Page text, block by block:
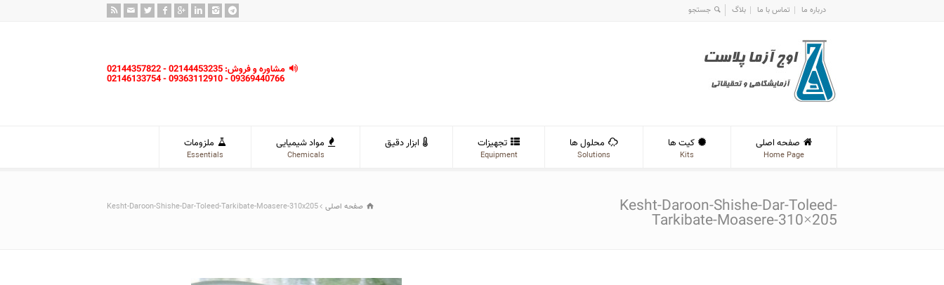
درباره ما تماس با ما بلاگ
مشاوره و فروش: 02144453235 - 02144357822
09369440766 - 09363112910 - 02146133754
صفحه اصلی
Home Page
کیت ها
Kits
محلول ها
Solutions
تجهیزات
Equipment
ابزار دقیق مواد شیمیایی
Chemicals
ملزومات
Essentials
Kesht-Daroon-Shishe-Dar-Toleed-
Tarkibate-Moasere-310×205
صفحه اصلی Kesht-Daroon-Shishe-Dar-Toleed-Tarkibate-Moasere-310x205